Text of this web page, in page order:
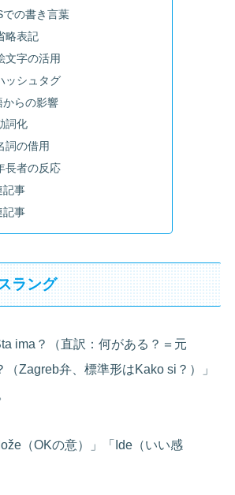
での書き言葉
略表記
文字の活用
ッシュタグ
からの影響
詞化
詞の借用
長者の反応
記事
記事
ラング
ima？（直訳：何がある？＝元
Zagreb弁、標準形はKako si？）」
（OKの意）」「Ide（いい感